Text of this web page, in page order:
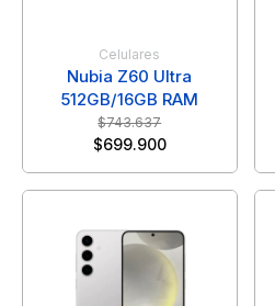
Celulares
Nubia Z60 Ultra
512GB/16GB RAM
$743.637
$699.900